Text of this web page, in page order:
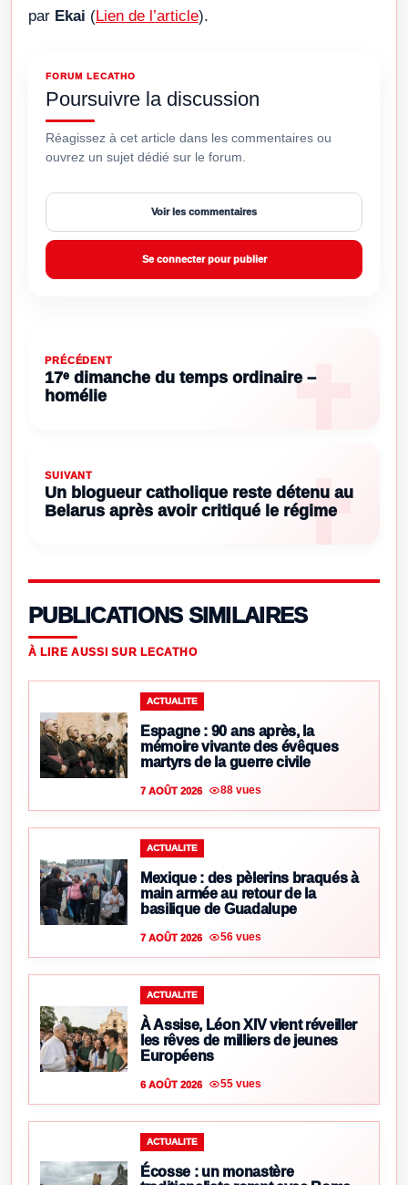
par Ekai (Lien de l’article).
FORUM LECATHO
Poursuivre la discussion
Réagissez à cet article dans les commentaires ou
ouvrez un sujet dédié sur le forum.
Voir les commentaires
Se connecter pour publier
PRÉCÉDENT
17ᵉ dimanche du temps ordinaire –
homélie
SUIVANT
Un blogueur catholique reste détenu au
Belarus après avoir critiqué le régime
PUBLICATIONS SIMILAIRES
À LIRE AUSSI SUR LECATHO
ACTUALITE
Espagne : 90 ans après, la
mémoire vivante des évêques
martyrs de la guerre civile
7 AOÛT 2026 88 vues
ACTUALITE
Mexique : des pèlerins braqués à
main armée au retour de la
basilique de Guadalupe
7 AOÛT 2026 56 vues
ACTUALITE
À Assise, Léon XIV vient réveiller
les rêves de milliers de jeunes
Européens
6 AOÛT 2026 55 vues
ACTUALITE
Écosse : un monastère